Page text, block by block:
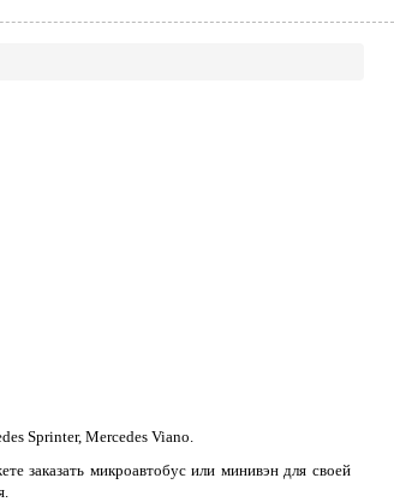
Sprinter, Mercedes Viano.
заказать микроавтобус или минивэн для своей